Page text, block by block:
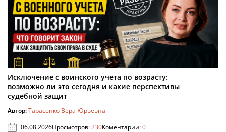
Исключение с воинского учета по возрасту:
возможно ли это сегодня и какие перспективы
судебной защит
Автор:Тарасенко Вера Юрьевна
06.08.2026Просмотров:230Коментарии:0